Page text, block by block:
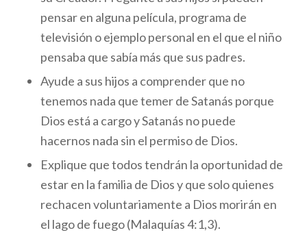
pensar en alguna película, programa de
televisión o ejemplo personal en el que el niño
pensaba que sabía más que sus padres.
Ayude a sus hijos a comprender que no
tenemos nada que temer de Satanás porque
Dios está a cargo y Satanás no puede
hacernos nada sin el permiso de Dios.
Explique que todos tendrán la oportunidad de
estar en la familia de Dios y que solo quienes
rechacen voluntariamente a Dios morirán en
el lago de fuego (Malaquías 4:1,3).